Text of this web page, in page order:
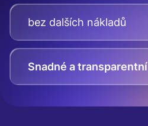
bez dalších nákladů
Snadné a transparentní